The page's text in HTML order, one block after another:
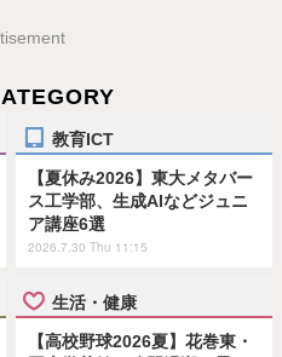
教育ICT
【夏休み2026】東大メタバー
ス工学部、生成AIなどジュニ
ア講座6選
2026.7.30 Thu 11:15
生活・健康
【高校野球2026夏】花巻東・